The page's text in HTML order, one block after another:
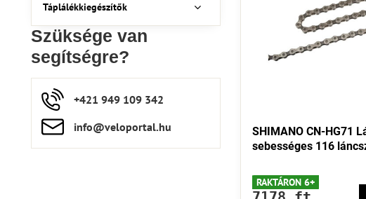
SHIMANO CN-HG71
sebességes 116
RAKTÁRON 6+
Szüksége van
segítségre?
+421 949 109 342
info​​@veloportal​.hu
Táplálékkiegészítők